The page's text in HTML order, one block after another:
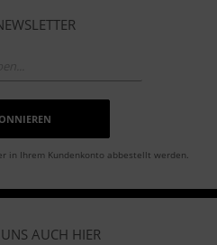
in Ihrem Kundenkonto abbestellt werden.
AUCH HIER